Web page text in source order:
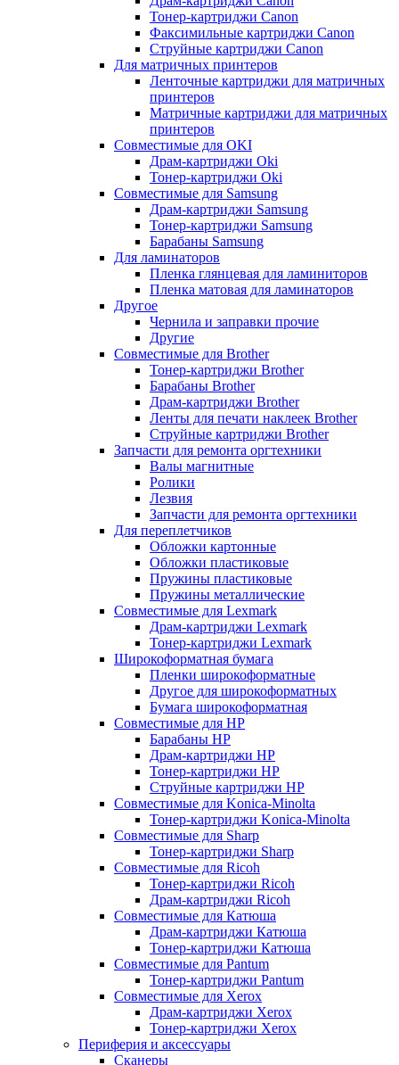
Тонер-картриджи Canon
Факсимильные картриджи Canon
Струйные картриджи Canon
Для матричных принтеров
Ленточные картриджи для матричных
принтеров
Матричные картриджи для матричных
принтеров
Совместимые для OKI
Драм-картриджи Oki
Тонер-картриджи Oki
Совместимые для Samsung
Драм-картриджи Samsung
Тонер-картриджи Samsung
Барабаны Samsung
Для ламинаторов
Пленка глянцевая для ламиниторов
Пленка матовая для ламинаторов
Другое
Чернила и заправки прочие
Другие
Совместимые для Brother
Тонер-картриджи Brother
Барабаны Brother
Драм-картриджи Brother
Ленты для печати наклеек Brother
Струйные картриджи Brother
Запчасти для ремонта оргтехники
Валы магнитные
Ролики
Лезвия
Запчасти для ремонта оргтехники
Для переплетчиков
Обложки картонные
Обложки пластиковые
Пружины пластиковые
Пружины металлические
Совместимые для Lexmark
Драм-картриджи Lexmark
Тонер-картриджи Lexmark
Широкоформатная бумага
Пленки широкоформатные
Другое для широкоформатных
Бумага широкоформатная
Совместимые для HP
Барабаны HP
Драм-картриджи HP
Тонер-картриджи HP
Струйные картриджи HP
Совместимые для Konica-Minolta
Тонер-картриджи Konica-Minolta
Совместимые для Sharp
Тонер-картриджи Sharp
Совместимые для Ricoh
Тонер-картриджи Ricoh
Драм-картриджи Ricoh
Совместимые для Катюша
Драм-картриджи Катюша
Тонер-картриджи Катюша
Совместимые для Pantum
Тонер-картриджи Pantum
Совместимые для Xerox
Драм-картриджи Xerox
Тонер-картриджи Xerox
Периферия и аксессуары
Сканеры